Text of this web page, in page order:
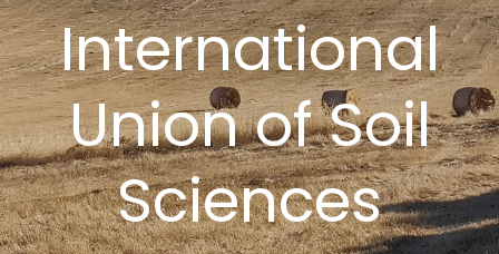
International
Union of Soil
Sciences